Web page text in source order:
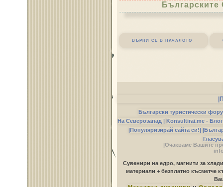
върни се в началото
Български туристически
На Северозапад |
Konsultirai.me -
|Популяризирай сайта си!|
|Очакваме Вашите
Сувенири на едро, магнити за
материали + безплатно късметче